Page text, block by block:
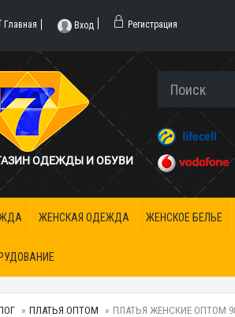
Главная Вход Регистрация
ОДЕЖДЫ И ОБУВИ
ЖЕНСКАЯ ОДЕЖДА ЖЕНСКОЕ БЕЛЬЕ
ПЛАТЬЯ ОПТОМ ПЛАТЬЯ ЖЕНСКИЕ ОПТОМ